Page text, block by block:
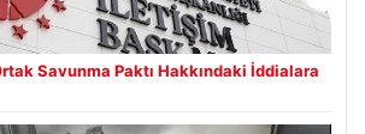
Savunma Paktı Hakkındaki İddialara